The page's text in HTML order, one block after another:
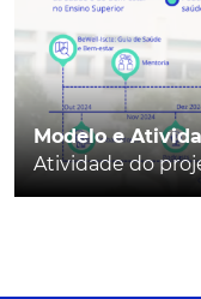
Modelo e
Atividade do